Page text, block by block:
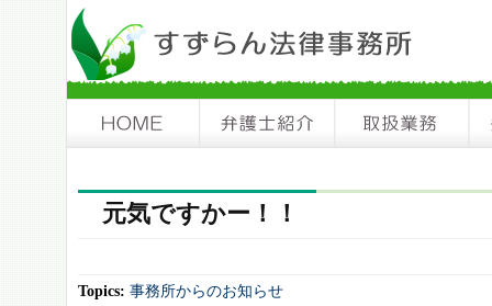
元気ですかー！！
Topics: 事務所からのお知らせ